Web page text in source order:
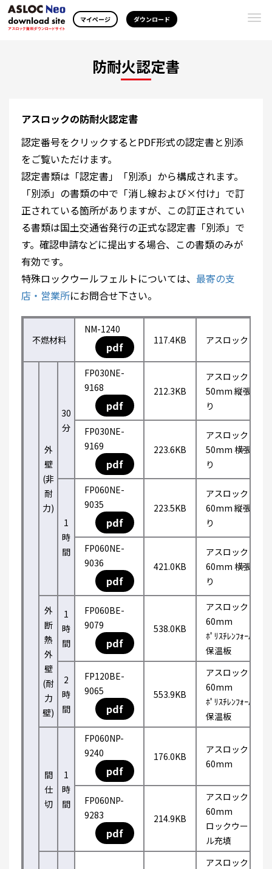
マイページ ダウンロード
防耐火認定書
アスロックの防耐火認定書
認定番号をクリックするとPDF形式の認定書と別添
をご覧いただけます。
認定書類は「認定書」「別添」から構成されます。
「別添」の書類の中で「消し線および×付け」で訂
正されている箇所がありますが、この訂正されてい
る書類は国土交通省発行の正式な認定書「別添」で
す。確認申請などに提出する場合、この書類のみが
有効です。
特殊ロックウールフェルトについては、 最寄の支
店・営業所にお問合せ下さい。
不燃材料
NM-1240
pdf 117.4KB アスロック
外
壁
(非
耐
力)
30
分
FP030NE-
9168
pdf
212.3KB
アスロック
50mm 縦張
り
FP030NE-
9169
pdf
223.6KB
アスロック
50mm 横張
り
1
時
間
FP060NE-
9035
pdf
223.5KB
アスロック
60mm 縦張
り
FP060NE-
9036
pdf
421.0KB
アスロック
60mm 横張
り
外
断
熱
外
壁
(耐
力
壁)
1
時
間
FP060BE-
9079
pdf
538.0KB
アスロック
60mm
ﾎﾟﾘｽﾁﾚﾝﾌｫｰﾑ
保温板
2
時
間
FP120BE-
9065
pdf
553.9KB
アスロック
60mm
ﾎﾟﾘｽﾁﾚﾝﾌｫｰﾑ
保温板
間
仕
切
1
時
間
FP060NP-
9240
pdf
176.0KB
アスロック
60mm
FP060NP-
9283
pdf
214.9KB
アスロック
60mm
ロックウー
ル充填
アスロック